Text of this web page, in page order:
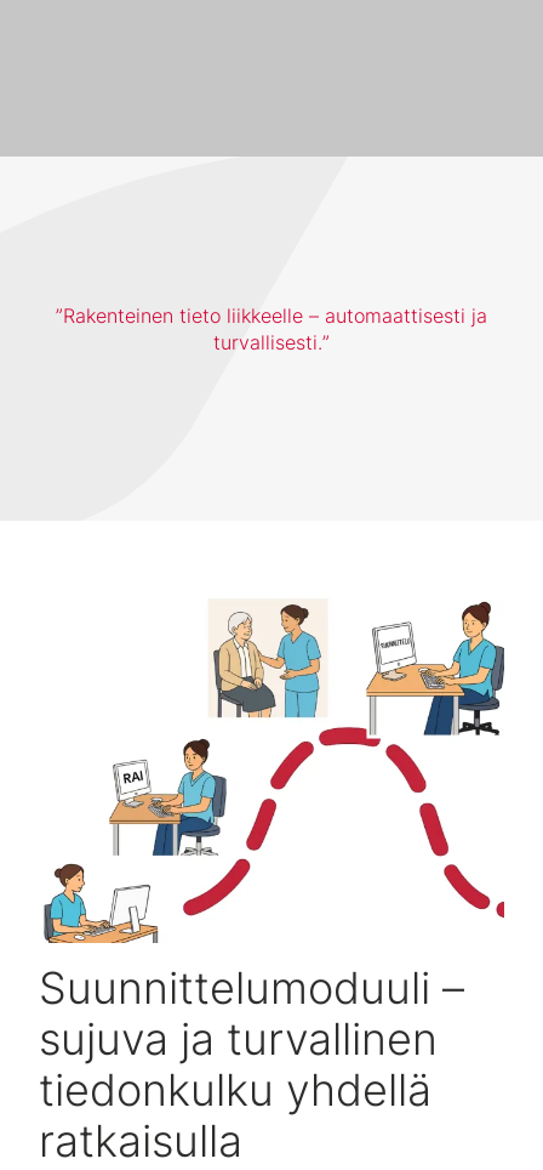
Rakenteinen tieto liikkeelle – automaattisesti ja
turvallisesti.
Suunnittelumoduuli –
sujuva ja turvallinen
tiedonkulku yhdellä
ratkaisulla